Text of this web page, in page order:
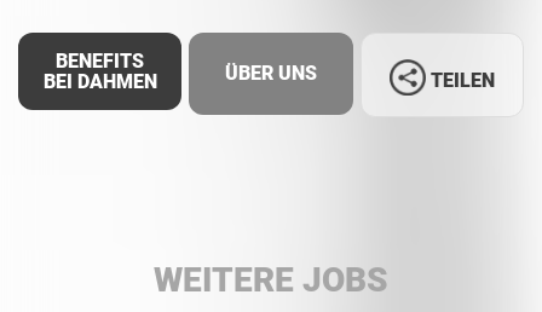
BENEFITS
BEI DAHMEN
ÜBER UNS TEILEN
WEITERE JOBS